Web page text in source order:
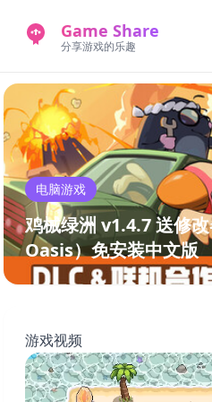
Game Share
分享游戏的乐趣
首页
手机游戏
新版游戏站
电脑游戏
鸡械绿洲 v1.4.7 送修
Oasis）免安装中文版
游戏视频